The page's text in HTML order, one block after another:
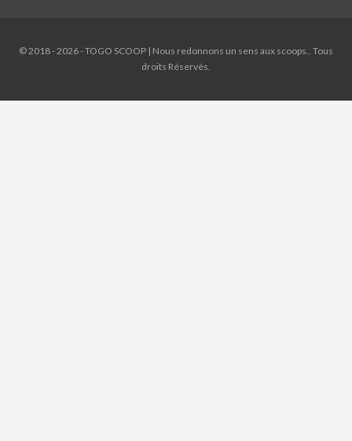
© 2018 - 2026 - TOGO SCOOP | Nous redonnons un sens aux scoops.. Tous
droits Réservés.